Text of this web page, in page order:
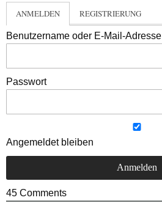
ANMELDEN REGISTRIERUNG
Benutzername oder E-Mail-Adresse
Passwort
Angemeldet bleiben
45 Comments